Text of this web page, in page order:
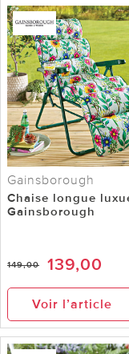
Gainsborough
Chaise longue
Gainsborough
149,00 139,00
Voir l’article